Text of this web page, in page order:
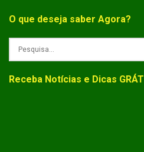
O que deseja saber Agora?
Receba Notícias e Dicas